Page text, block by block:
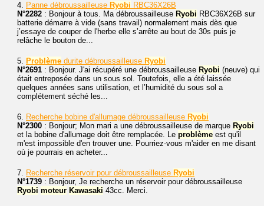
4. Panne débroussailleuse Ryobi RBC36X26B
N°2282 : Bonjour à tous. Ma débroussailleuse Ryobi RBC36X26B sur
batterie démarre à vide (sans travail) normalement mais dès que
j’essaye de couper de l'herbe elle s’arrête au bout de 30s puis je
relâche le bouton de...
5. Problème durite débroussailleuse Ryobi
N°2691 : Bonjour. J'ai récupéré une débroussailleuse Ryobi (neuve) qui
était entreposée dans un sous sol. Toutefois, elle a été laissée
quelques années sans utilisation, et l’humidité du sous sol a
complétement séché les...
6. Recherche bobine d'allumage débroussailleuse Ryobi
N°2300 : Bonjour; Mon mari a une débroussailleuse de marque Ryobi
et la bobine d'allumage doit être remplacée. Le problème est qu'il
m'est impossible d'en trouver une. Pourriez-vous m'aider en me disant
où je pourrais en acheter...
7. Recherche réservoir pour débroussailleuse Ryobi
N°1739 : Bonjour, Je recherche un réservoir pour débroussailleuse
Ryobi moteur Kawasaki 43cc. Merci.